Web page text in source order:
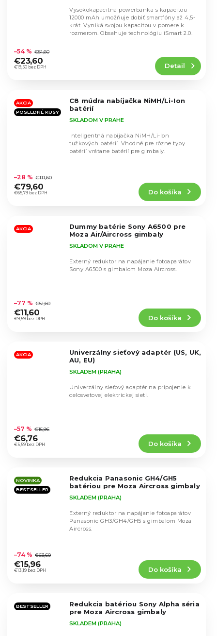
hodnotenie
produktu
je
hviezdičiek.
€19,50 bez DPH
–54 % €51,60
€23,60 Detail
Vysokokapacitná powerbanka s kapacitou
12000 mAh umožňuje dobiť smartfóny až 4,5-
krát. Vyniká svojou kapacitou v pomere k
rozmerom. Obsahuje technológiu iSmart 2.0.
AKCIA
POSLEDNÉ KUSY
C8 múdra nabíjačka NiMH/Li-Ion
batérií
hodnotenie
produktu
je
hviezdičiek.
SKLADOM V PRAHE
€65,79 bez DPH
–28 % €111,60
€79,60
Do košíka
Inteligentná nabíjačka NiMH/Li-Ion
tužkových batérií. Vhodné pre rôzne typy
batérií vrátane batérií pre gimbaly.
AKCIA
Dummy batérie Sony A6500 pre
Moza Air/Aircross gimbaly
hodnotenie
produktu
je
hviezdičiek.
SKLADOM V PRAHE
€9,59 bez DPH
–77 % €51,60
€11,60
Do košíka
Externý reduktor na napájanie fotoaparátov
Sony A6500 s gimbalom Moza Aircross.
AKCIA
Univerzálny sieťový adaptér (US, UK,
AU, EU)
hodnotenie
produktu
je
hviezdičiek.
SKLADEM (PRAHA)
€5,59 bez DPH
–57 % €15,96
€6,76
Do košíka
Univerzálny sieťový adaptér na pripojenie k
celosvetovej elektrickej sieti.
NOVINKA
BESTSELLER
Redukcia Panasonic GH4/GH5
batériou pre Moza Aircross gimbaly
hodnotenie
produktu
je
hviezdičiek.
SKLADEM (PRAHA)
€13,19 bez DPH
–74 % €63,60
€15,96
Do košíka
Externý reduktor na napájanie fotoaparátov
Panasonic GH3/GH4/GH5 s gimbalom Moza
Aircross.
BESTSELLER
Redukcia batériou Sony Alpha séria
pre Moza Aircross gimbaly
SKLADEM (PRAHA)